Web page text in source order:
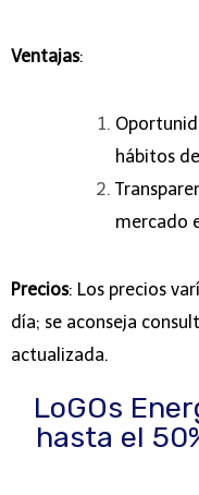
Ventajas:
hábitos
mercado
Precios: Los precios
día; se aconseja
actualizada.
LoGOs
hasta el